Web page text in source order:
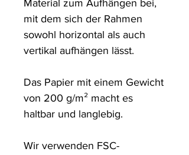
Material zum Aufhängen bei,
mit dem sich der Rahmen
sowohl horizontal als auch
vertikal aufhängen lässt.
Das Papier mit einem Gewicht
von 200 g/m² macht es
haltbar und langlebig.
Wir verwenden FSC-